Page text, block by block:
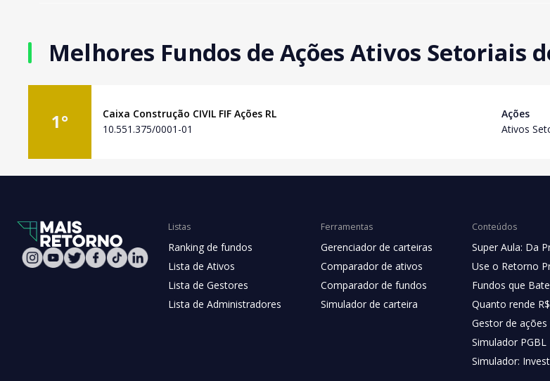
Melhores Fundos de Ações Ativos Setoriais
1°
Caixa Construção CIVIL FIF Ações RL
10.551.375/0001-01
Ações
Ativos
Listas
Ranking de fundos
Lista de Ativos
Lista de Gestores
Lista de Administradores
Ferramentas
Gerenciador de carteiras
Comparador de ativos
Comparador de fundos
Simulador de carteira
Conteúdos
Super Aula: Da
Use o Retorno
Fundos que
Quanto rende
Gestor de ações
Simulador PGBL
Simulador: